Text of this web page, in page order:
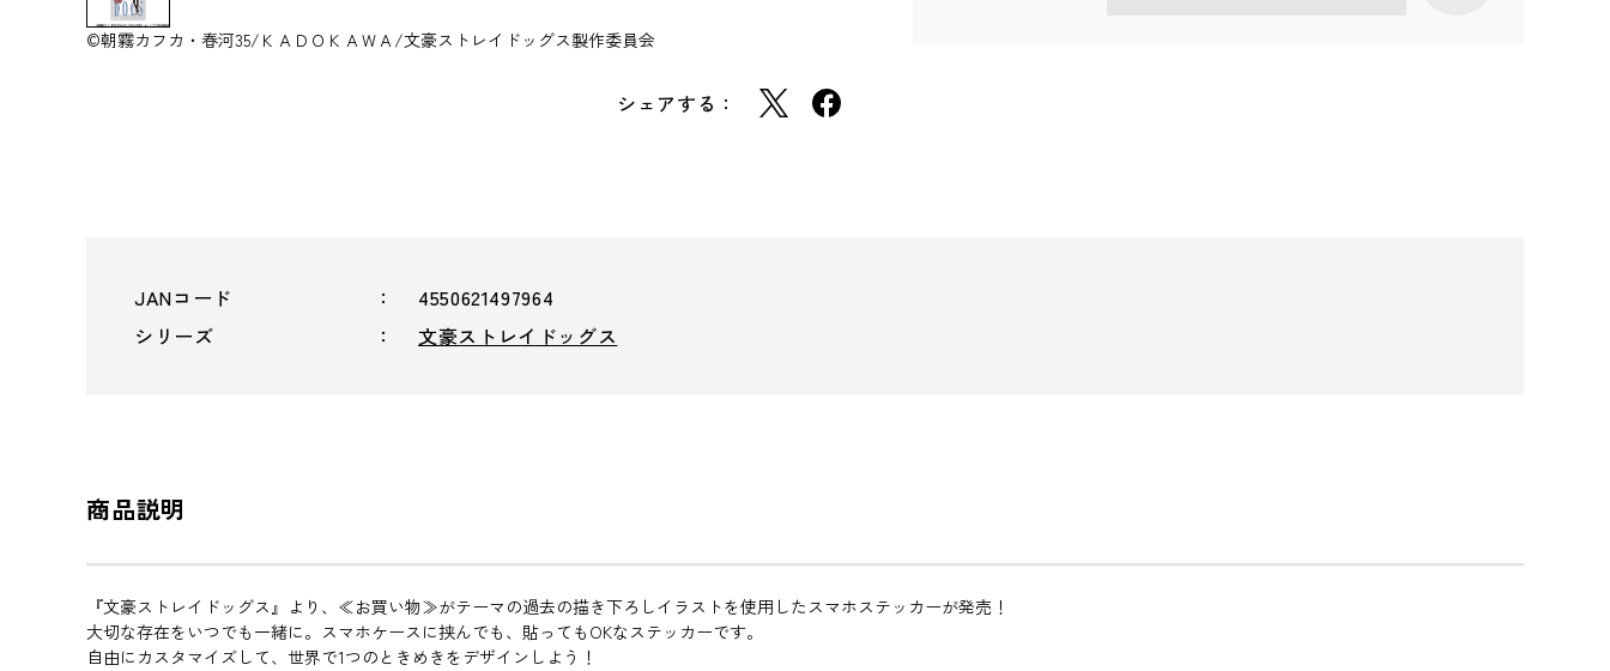
©朝霧カフカ・春河35/ＫＡＤＯＫＡＷＡ/文豪ストレイドッグス製作委員会
シェアする：
JANコード
4550621497964
シリーズ
文豪ストレイドッグス
商品説明
『文豪ストレイドッグス』より、≪お買い物≫がテーマの過去の描き下ろしイラストを使用したスマホステッカーが発売！
大切な存在をいつでも一緒に。スマホケースに挟んでも、貼ってもOKなステッカーです。
自由にカスタマイズして、世界で1つのときめきをデザインしよう！